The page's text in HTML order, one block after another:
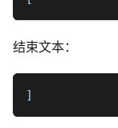
结束文本：
]